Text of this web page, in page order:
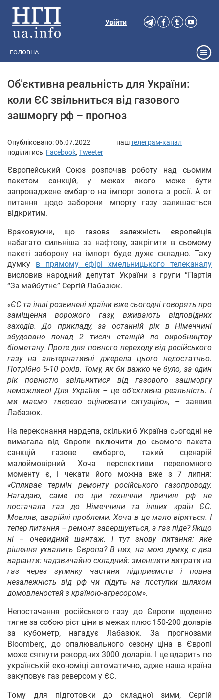
Увійти
ГОЛОВНА
Об’єктивна реальність для України:
коли ЄС звільниться від газового
зашморгу рф – прогноз
Опубліковано:06.07.2022 наштелеграм-канал
поділитись: Facebook, Tweeter
Європейський Союз розпочав роботу над сьомим
пакетом санкцій, у межах якого може бути
запроваджене ембарго на імпорт золота з росії. А от
питання щодо заборони імпорту газу залишається
відкритим.
Враховуючи, що газова залежність європейців
набагато сильніша за нафтову, закріпити в сьомому
пакеті заборону на імпорт буде дуже складно. Таку
думку в прямому ефірі хмельницького телеканалу
висловив народний депутат України з групи “Партія
“За майбутнє” Сергій Лабазюк.
«ЄС та інші розвинені країни вже сьогодні говорять про
заміщення ворожого газу, вживають відповідних
заходів. До прикладу, за останній рік в Німеччині
збудовано понад 2 тисяч станцій по виробництву
біометану. Проте для повного переходу від російського
газу на альтернативні джерела цього недостатньо.
Потрібно 5-10 років. Тому, як би важко не було, за один
рік повністю звільнитися від газового зашморгу
неможливо! Для України – це об’єктивна реальність. І
ми маємо тверезо оцінювати ситуацію», – заявив
Лабазюк.
На переконання нардепа, скільки б Україна сьогодні не
вимагала від Європи включити до сьомого пакета
санкцій газове ембарго, такий сценарій
малоймовірний. Хоча перспективи переломного
моменту є, і чекати його можна вже з 7 липня:
«Спливає термін ремонту російського газопроводу.
Нагадаю, саме по цій технічній причині рф не
постачала газ до Німеччини та інших країн ЄС.
Мовляв, аварійні проблеми. Хоча в це мало віриться. І
тепер питання – ремонт завершується, а газ піде? Якщо
ні – очевидний шантаж. І тут знову питання: яке
рішення ухвалить Європа? В них, на мою думку, є два
варіанти: надзвичайно складний: зменшити витрати на
газ через зупинку частини підприємств і повна
незалежність від рф чи підуть на поступки шляхом
домовленостей з країною-агресором».
Непостачання російського газу до Європи щоденно
тягне за собою ріст ціни в межах плюс 150-200 доларів
за кубометр, нагадує Лабазюк. За прогнозами
Bloomberg, до опалювального сезону ціна в Європі
може сягнути рекордних 3000 доларів. І це вдарить по
українській економіці автоматично, адже наша країна
закуповує газ реверсом у ЄС.
Тому для підготовки до складної зими, Сергій